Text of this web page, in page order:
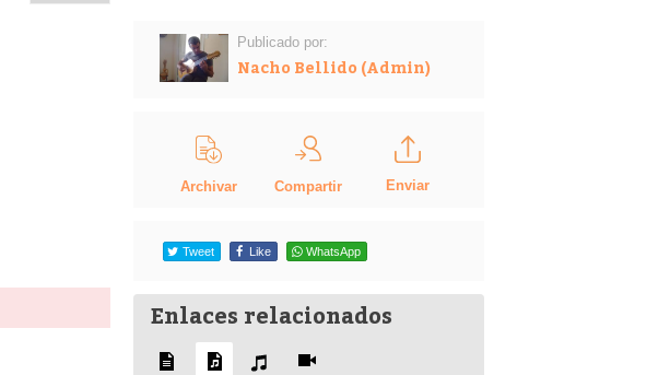
Publicado por:
Nacho Bellido (Admin)
Archivar Compartir Enviar
Tweet Like WhatsApp
Enlaces relacionados